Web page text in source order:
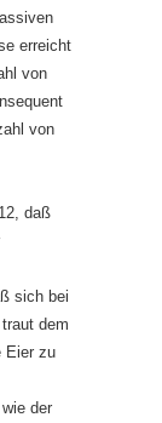
erreicht
von
von
daß
sich bei
dem
Eier zu
der